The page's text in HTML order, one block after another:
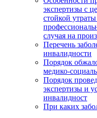
экспертизы с
стойкой утраты
случая на
Перечень
инвалидности
Порядок
медико-
Порядок
экспертизы и
инвалидност
При каких